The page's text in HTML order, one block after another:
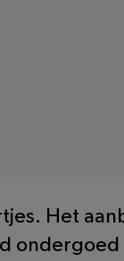
Het